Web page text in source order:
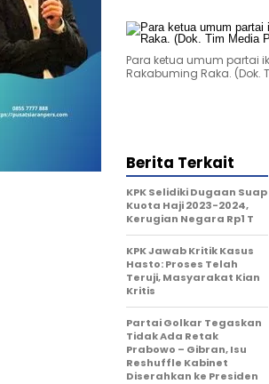
Para ketua umum partai
Rakabuming Raka. (Dok.
Berita Terkait
KPK Selidiki Dugaan Suap
Kuota Haji 2023-2024,
Kerugian Negara Rp1 T
KPK Jawab Kritik Kasus
Hasto: Proses Telah
Teruji, Masyarakat Kian
Kritis
Partai Golkar Tegaskan
Tidak Ada Retak
Prabowo – Gibran, Isu
Reshuffle Kabinet
Diserahkan ke Presiden